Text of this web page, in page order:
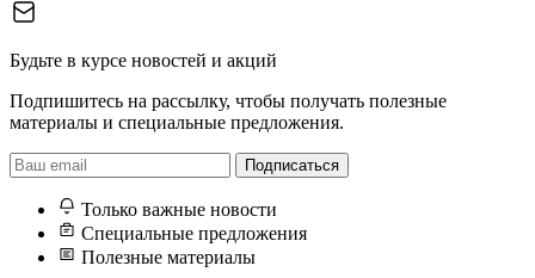
Будьте в курсе новостей и акций
Подпишитесь на рассылку, чтобы получать полезные
материалы и специальные предложения.
Подписаться
Только важные новости
Специальные предложения
Полезные материалы